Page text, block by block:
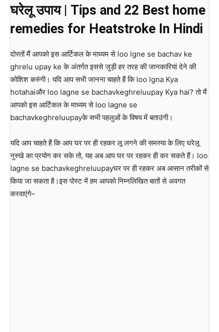
घरेलू उपाय | Tips and 22 Best home
remedies for Heatstroke In Hindi
दोस्तों मैं आपको इस आर्टिकल के माध्यम से loo lgne se bachav ke
ghrelu upay ke के अंतर्गत इससे जुड़ी हर तरह की जानकारियां देने की
कोशिश करुंगी। यदि आप सभी जानना चाहते हैं कि loo lgna Kya
hotahaiऔर loo lagne se bachavkeghreluupay Kya hai? तो मैं
आपको इस आर्टिकल के माध्यम से loo lagne se
bachavkeghreluupayके सभी पहलुओं के विषय में बताउंगी।
यदि आप चाहते हैं कि आप घर पर ही रहकर लू लगने की समस्या के लिए घरेलू
नुस्खे का प्रयोग कर सके तो, यह अब आप घर पर रहकर ही कर सकते हैं। loo
lagne se bachavkeghreluupayघर पर ही रहकर अब आसान तरीकों से
किया जा सकता है।इस पोस्ट में हम आपको निम्नलिखित बातों से अवगत
करवाएंगे–